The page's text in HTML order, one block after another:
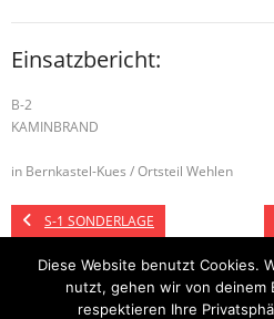
Einsatzbericht:
B-2
KAMINBRAND
in Bernkastel-Kues / Ortsteil Wehlen
S-1 SONDERLAGE
Startseite Einsätze Mitglied
Diese Website benutzt Cookies.
nutzt, gehen wir von deinem
respektieren Ihre